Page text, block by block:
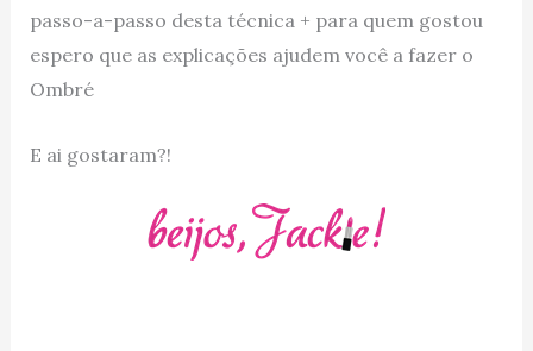
passo-a-passo desta técnica + para quem gostou
espero que as explicações ajudem você a fazer o
Ombré
E ai gostaram?!